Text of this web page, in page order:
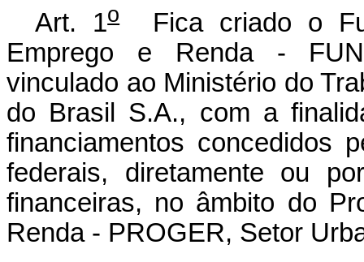
Art. 1oFica criado o
Emprego e Renda -
vinculado ao Ministério do
do Brasil S.A., com a
financiamentos concedidos
federais, diretamente ou
financeiras, no âmbito do
Renda - PROGER, Setor